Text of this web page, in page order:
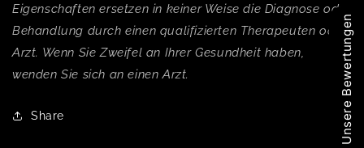
Eigenschaften ersetzen in keiner Weise die Diagnose oder
Behandlung durch einen qualifizierten Therapeuten oder
Arzt. Wenn Sie Zweifel an Ihrer Gesundheit haben,
wenden Sie sich an einen Arzt.
Share Unsere Bewertungen